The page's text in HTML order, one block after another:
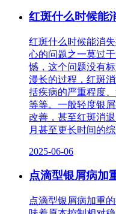
红斑什么时候能
红斑什么时候能消
心的问题之一莫过
憾，这个问题没有
漫长的过程，红斑
括疾病的严重程度
等等。一般轻度银
改善，甚至红斑消
月甚至更长时间的
2025-06-06
点滴型银屑病加
点滴型银屑病加重